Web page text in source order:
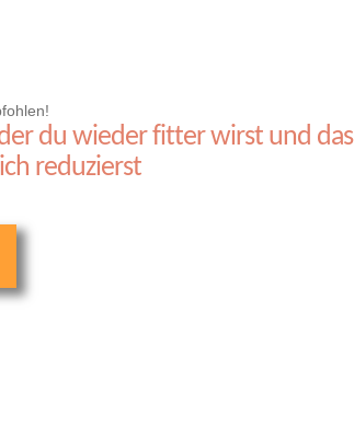
du wieder fitter wirst und das
reduzierst